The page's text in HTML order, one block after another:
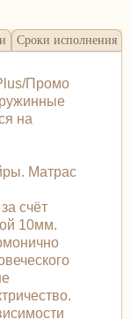
Сроки исполнения
Промо
на
Матрас
счёт
10мм.